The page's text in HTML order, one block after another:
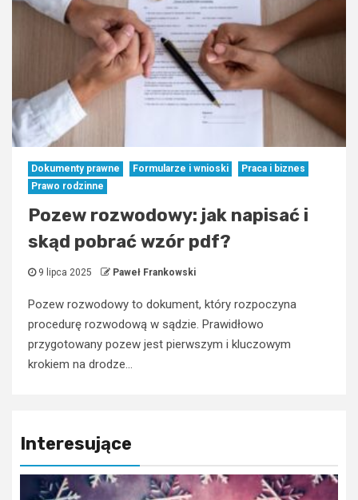
Dokumenty prawne Formularze i wnioski
Praca i biznes
Prawo rodzinne
Pozew rozwodowy: jak napisać i
skąd pobrać wzór pdf?
9 lipca 2025 Paweł Frankowski
Pozew rozwodowy to dokument, który rozpoczyna
procedurę rozwodową w sądzie. Prawidłowo
przygotowany pozew jest pierwszym i kluczowym
krokiem na drodze...
Interesujące